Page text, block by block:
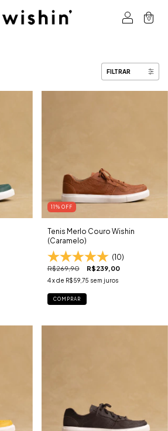
0
FILTRAR
11 % OFF
Tenis Merlo Couro Wishin
(Caramelo)
(10)
R$269,90 R$239,00
4 x de R$59,75 sem juros
COMPRAR